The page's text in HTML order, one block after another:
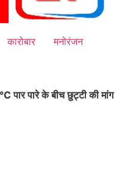
कारोबार
मनोरंजन
पार पारे के बीच छुट्टी की मांग